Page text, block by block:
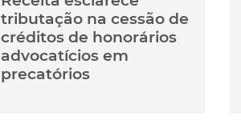
tributação na cessão de
créditos de honorários
advocatícios em
precatórios